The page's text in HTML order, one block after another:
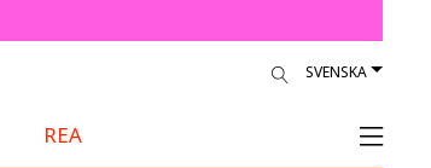
SVENSKA
REA